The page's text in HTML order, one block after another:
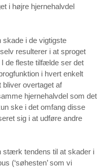
i højre hjernehalvdel
skade i de vigtigste
resulterer i at sproget
de fleste tilfælde ser det
i hvert enkelt
overtaget af
hjernehalvdel som det
ske i det omfang disse
sig i at udføre andre
stærk tendens til at skader i
(‘søhesten’ som vi